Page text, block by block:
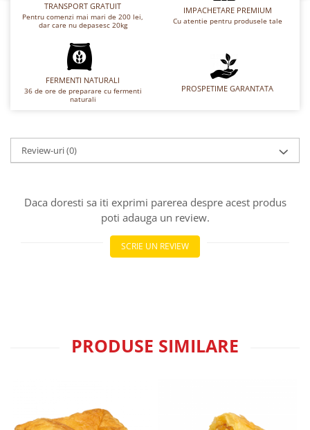
Turta dulce
Turta dulce cu nuci
Turta dulce de Sibiu
Turta dulce cu miere
Croissant
Croissant cu maia
Cornulete
Pasca
Snack-uri sărate
Crochete
TRANSPORT GRATUIT
Pentru comenzi mai mari de 200 lei,
dar care nu depasesc 20kg
IMPACHETARE PREMIUM
Cu atentie pentru produsele tale
FERMENTI NATURALI
36 de ore de preparare cu fermenti
naturali
PROSPETIME GARANTATA
Review-uri(0)
Daca doresti sa iti exprimi parerea despre acest produs
poti adauga un review.
SCRIE UN REVIEW
PRODUSE SIMILARE